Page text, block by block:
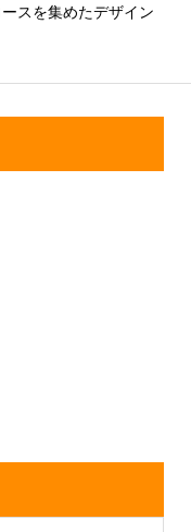
スを集めたデザイン